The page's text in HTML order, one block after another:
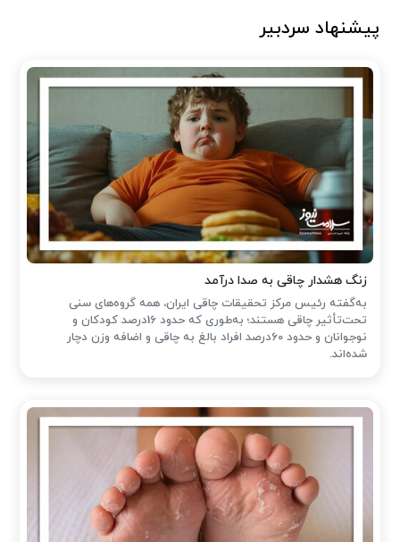
پیشنهاد سردبیر
زنگ هشدار چاقی به صدا درآمد
به‌گفته رئیس مرکز تحقیقات چاقی ایران، همه گروه‌های سنی
تحت‌تأثیر چاقی هستند؛ به‌طوری که حدود 16درصد کودکان و
نوجوانان و حدود 60درصد افراد بالغ به چاقی و اضافه وزن دچار
شده‌اند.